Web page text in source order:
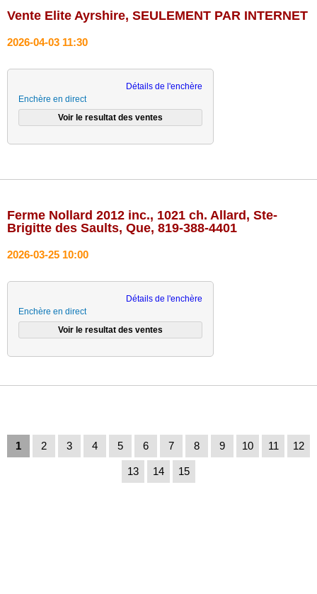
Vente Elite Ayrshire, SEULEMENT PAR INTERNET
2026-04-03 11:30
Détails de l'enchère
Enchère en direct
Ferme Nollard 2012 inc., 1021 ch. Allard, Ste-
Brigitte des Saults, Que, 819-388-4401
2026-03-25 10:00
Détails de l'enchère
Enchère en direct
1 2 3 4 5 6 7 8 9 10 11 12
13 14 15